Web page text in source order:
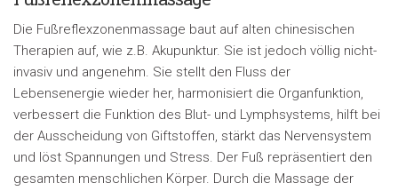
Die Fußreflexzonenmassage baut auf alten chinesischen
Therapien auf, wie z.B. Akupunktur. Sie ist jedoch völlig nicht-
invasiv und angenehm. Sie stellt den Fluss der
Lebensenergie wieder her, harmonisiert die Organfunktion,
verbessert die Funktion des Blut- und Lymphsystems, hilft bei
der Ausscheidung von Giftstoffen, stärkt das Nervensystem
und löst Spannungen und Stress. Der Fuß repräsentiert den
gesamten menschlichen Körper. Durch die Massage der